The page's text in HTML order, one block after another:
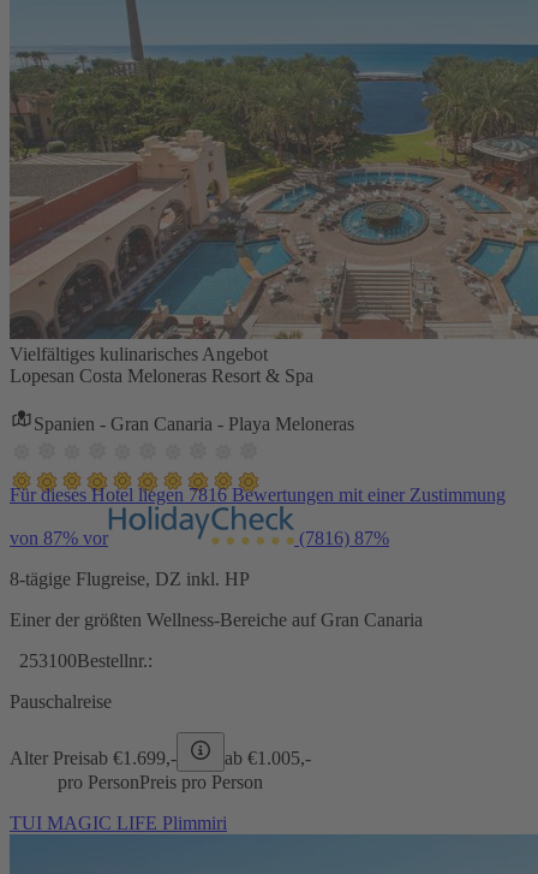
Vielfältiges kulinarisches Angebot
Lopesan Costa Meloneras Resort & Spa
Spanien - Gran Canaria - Playa Meloneras
Für dieses Hotel liegen 7816 Bewertungen mit einer Zustimmung
von 87% vor (7816) 87%
8-tägige Flugreise, DZ inkl. HP
Einer der größten Wellness-Bereiche auf Gran Canaria
253100Bestellnr.:
Pauschalreise
Alter Preisab €1.699,- ab €1.005,-
pro PersonPreis pro Person
TUI MAGIC LIFE Plimmiri